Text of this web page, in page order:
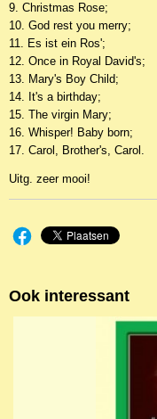
9. Christmas Rose;
10. God rest you merry;
11. Es ist ein Ros';
12. Once in Royal David's;
13. Mary's Boy Child;
14. It's a birthday;
15. The virgin Mary;
16. Whisper! Baby born;
17. Carol, Brother's, Carol.
Uitg. zeer mooi!
Ook interessant